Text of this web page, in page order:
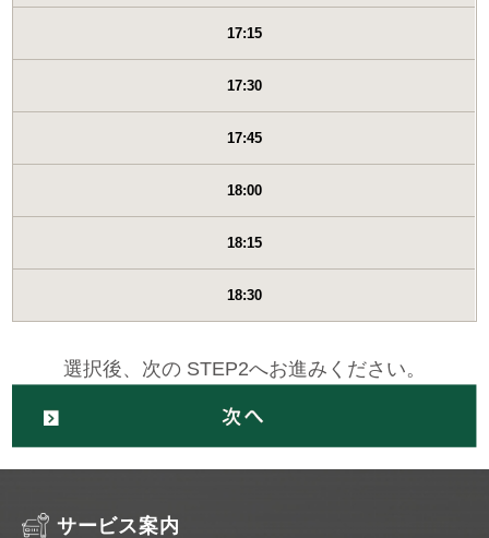
17:15
17:30
17:45
18:00
18:15
18:30
選択後、次の STEP2へお進みください。
サービス案内